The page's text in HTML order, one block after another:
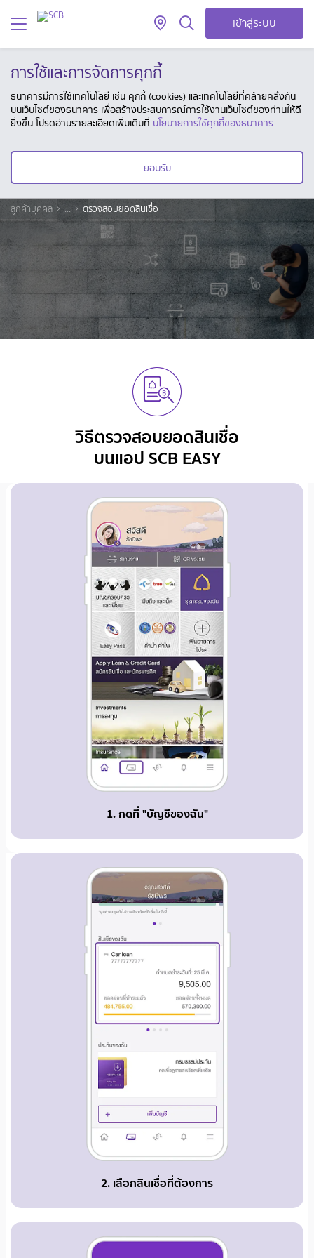
เข้าสู่ระบบ
การใช้และการจัดการคุกกี้
ธนาคารมีการใช้เทคโนโลยี เช่น คุกกี้ (cookies) และเทคโนโลยีที่คล้ายคลึงกัน
บนเว็บไซต์ของธนาคาร เพื่อสร้างประสบการณ์การใช้งานเว็บไซต์ของท่านให้ดี
ยิ่งขึ้น โปรดอ่านรายละเอียดเพิ่มเติมที่ นโยบายการใช้คุกกี้ของธนาคาร
ยอมรับ
ลูกค้าบุคคล ... ตรวจสอบยอดสินเชื่อ
วิธีตรวจสอบยอดสินเชื่อ
บนแอป SCB EASY
1. กดที่ "บัญชีของฉัน"
2. เลือกสินเชื่อที่ต้องการ